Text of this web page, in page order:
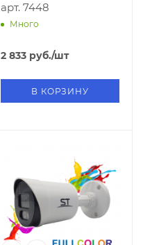
арт. 7448
Много
2 833 руб./шт
В КОРЗИНУ